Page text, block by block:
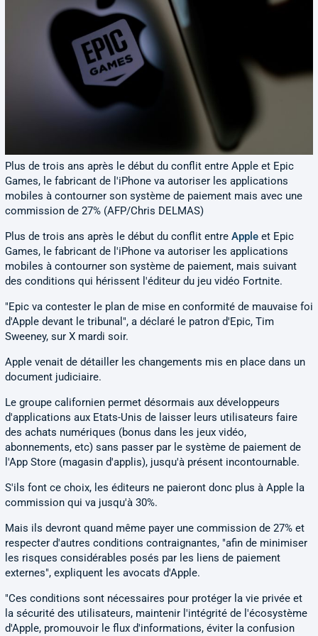
Plus de trois ans après le début du conflit entre Apple et Epic
Games, le fabricant de l'iPhone va autoriser les applications
mobiles à contourner son système de paiement mais avec une
commission de 27% (AFP/Chris DELMAS)
Plus de trois ans après le début du conflit entre Apple et Epic
Games, le fabricant de l'iPhone va autoriser les applications
mobiles à contourner son système de paiement, mais suivant
des conditions qui hérissent l'éditeur du jeu vidéo Fortnite.
"Epic va contester le plan de mise en conformité de mauvaise foi
d'Apple devant le tribunal", a déclaré le patron d'Epic, Tim
Sweeney, sur X mardi soir.
Apple venait de détailler les changements mis en place dans un
document judiciaire.
Le groupe californien permet désormais aux développeurs
d'applications aux Etats-Unis de laisser leurs utilisateurs faire
des achats numériques (bonus dans les jeux vidéo,
abonnements, etc) sans passer par le système de paiement de
l'App Store (magasin d'applis), jusqu'à présent incontournable.
S'ils font ce choix, les éditeurs ne paieront donc plus à Apple la
commission qui va jusqu'à 30%.
Mais ils devront quand même payer une commission de 27% et
respecter d'autres conditions contraignantes, "afin de minimiser
les risques considérables posés par les liens de paiement
externes", expliquent les avocats d'Apple.
"Ces conditions sont nécessaires pour protéger la vie privée et
la sécurité des utilisateurs, maintenir l'intégrité de l'écosystème
d'Apple, promouvoir le flux d'informations, éviter la confusion